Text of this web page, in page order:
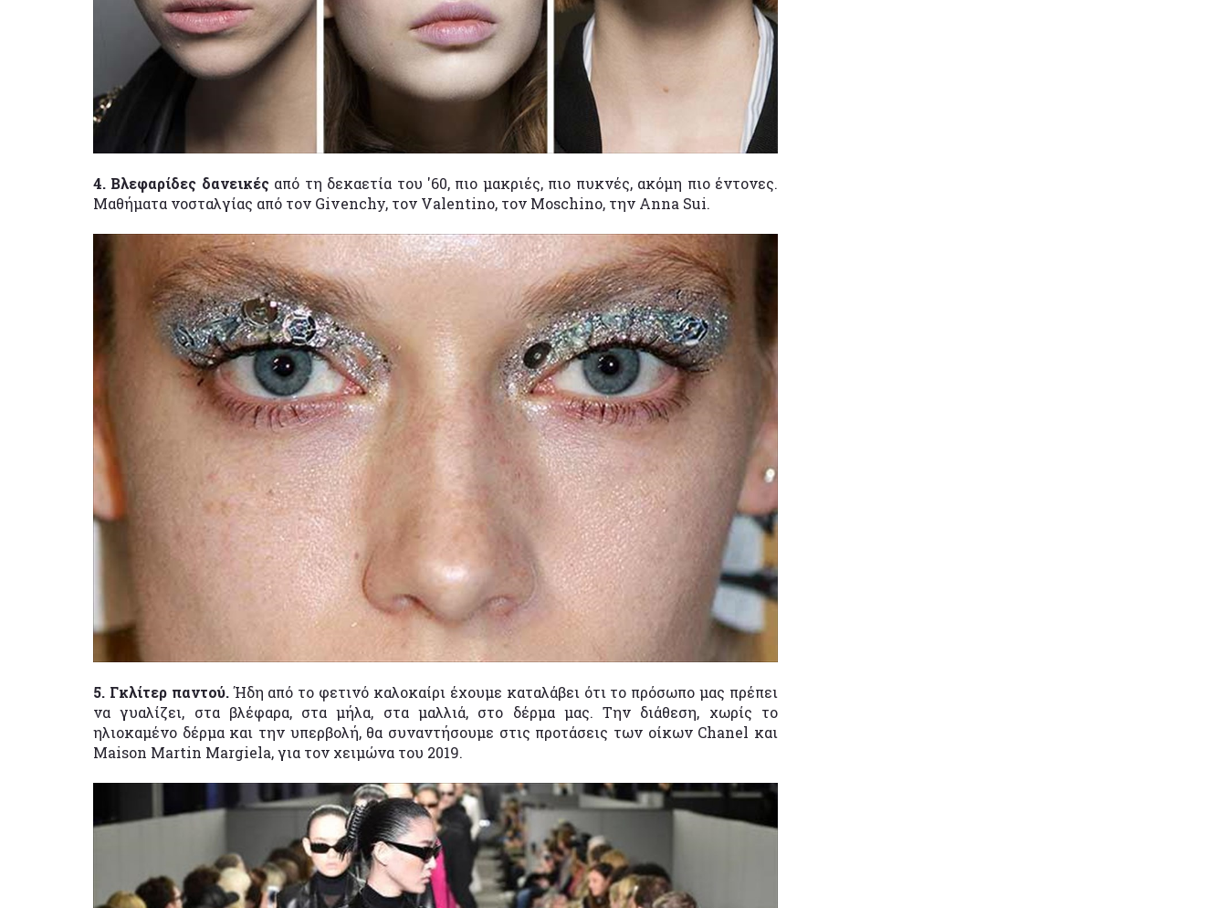
4. Βλεφαρίδες δανεικέςαπό τη δεκαετία του '60, πιο μακριές, πιο πυκνές, ακόμη πιο έντονες.
Μαθήματα νοσταλγίας από τον Givenchy, τον Valentino, τον Moschino, την Anna Sui.
5. Γκλίτερ παντού.Ήδη από το φετινό καλοκαίρι έχουμε καταλάβει ότι το πρόσωπο μας πρέπει
να γυαλίζει, στα βλέφαρα, στα μήλα, στα μαλλιά, στο δέρμα μας. Την διάθεση, χωρίς το
ηλιοκαμένο δέρμα και την υπερβολή, θα συναντήσουμε στις προτάσεις των οίκων Chanel και
Maison Martin Margiela, για τον χειμώνα του 2019.